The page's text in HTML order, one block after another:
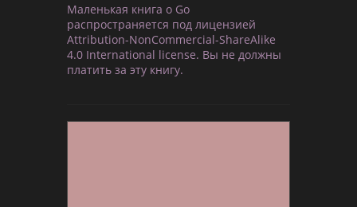
Маленькая книга о Go
распространяется под лицензией
Attribution-NonCommercial-ShareAlike
4.0 International license. Вы не должны
платить за эту книгу.